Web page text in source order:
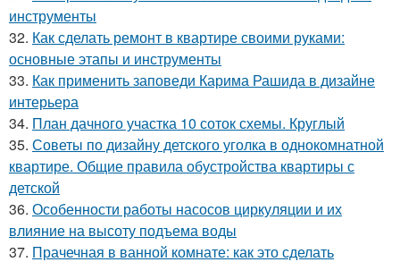
инструменты
32. Как сделать ремонт в квартире своими руками:
основные этапы и инструменты
33. Как применить заповеди Карима Рашида в дизайне
интерьера
34. План дачного участка 10 соток схемы. Круглый
35. Советы по дизайну детского уголка в однокомнатной
квартире. Общие правила обустройства квартиры с
детской
36. Особенности работы насосов циркуляции и их
влияние на высоту подъема воды
37. Прачечная в ванной комнате: как это сделать